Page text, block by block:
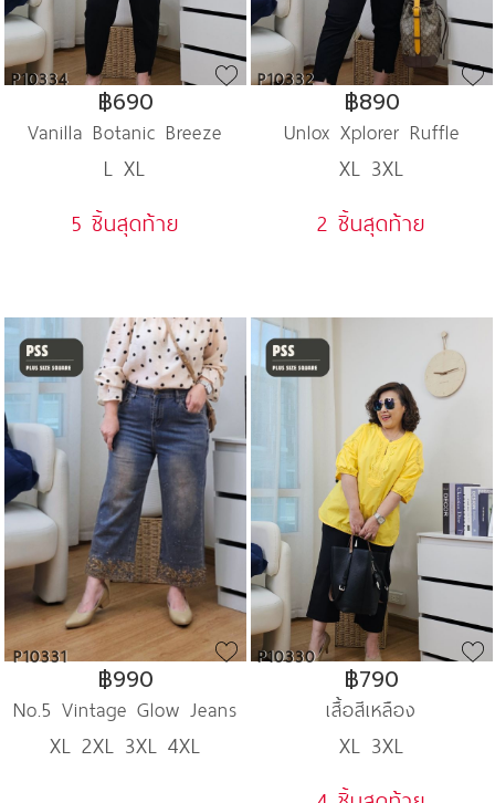
P10334
฿690
Vanilla Botanic Breeze
Stripe
L XL
5 ชิ้นสุดท้าย
P10332
฿890
Unlox Xplorer Ruffle
Journey
XL 3XL
2 ชิ้นสุดท้าย
P10331
฿990
No.5 Vintage Glow Jeans
XL 2XL 3XL 4XL
P10330
฿790
เสื้อสีเหลือง
XL 3XL